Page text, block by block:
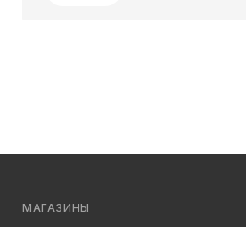
МАГАЗИНЫ